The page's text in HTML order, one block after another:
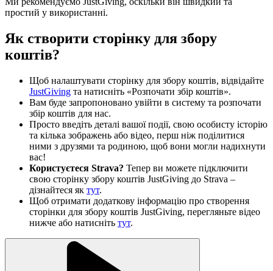
простий у використанні.
Як створити сторінку для збору
коштів?
Щоб налаштувати сторінку для збору коштів, відвідайте
JustGiving та натисніть «Розпочати збір коштів».
Вам буде запропоновано увійти в систему та розпочати
збір коштів для нас.
Просто введіть деталі вашої події, свою особисту історію
та кілька зображень або відео, перш ніж поділитися
ними з друзями та родиною, щоб вони могли надихнути
вас!
Користуєтеся Strava? Тепер ви можете підключити
свою сторінку збору коштів JustGiving до Strava –
дізнайтеся як тут.
Щоб отримати додаткову інформацію про створення
сторінки для збору коштів JustGiving, перегляньте відео
нижче або натисніть тут.